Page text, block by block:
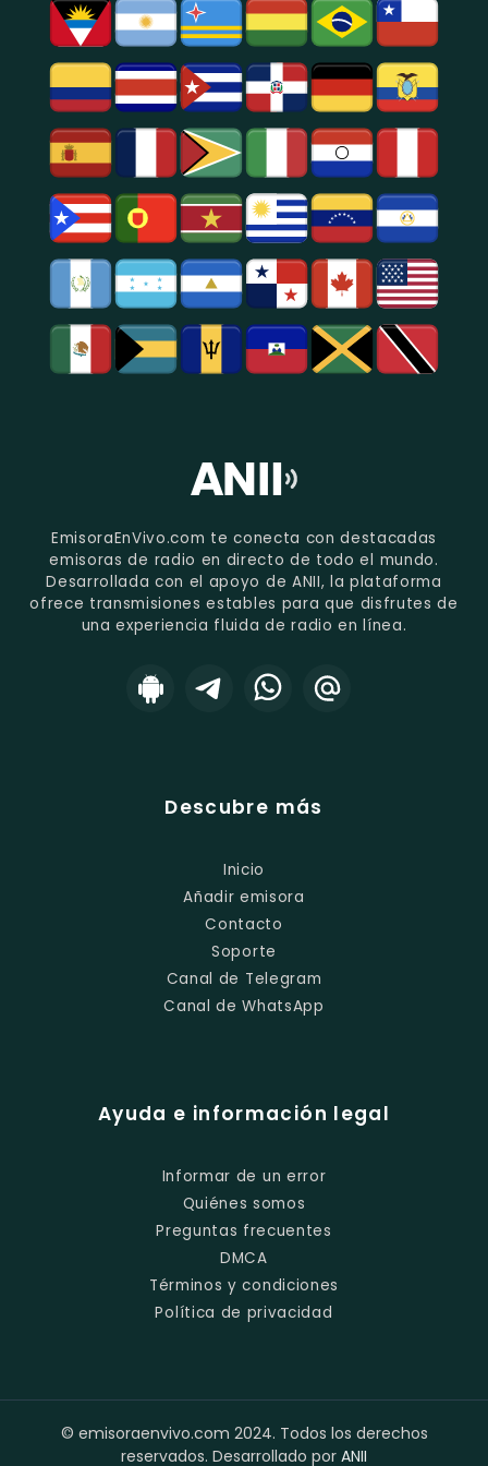
EmisoraEnVivo.com te conecta con destacadas
emisoras de radio en directo de todo el mundo.
Desarrollada con el apoyo de ANII, la plataforma
ofrece transmisiones estables para que disfrutes de
una experiencia fluida de radio en línea.
Descubre más
Inicio
Añadir emisora
Contacto
Soporte
Canal de Telegram
Canal de WhatsApp
Ayuda e información legal
Informar de un error
Quiénes somos
Preguntas frecuentes
DMCA
Términos y condiciones
Política de privacidad
© emisoraenvivo.com 2024. Todos los derechos
reservados. Desarrollado por ANII